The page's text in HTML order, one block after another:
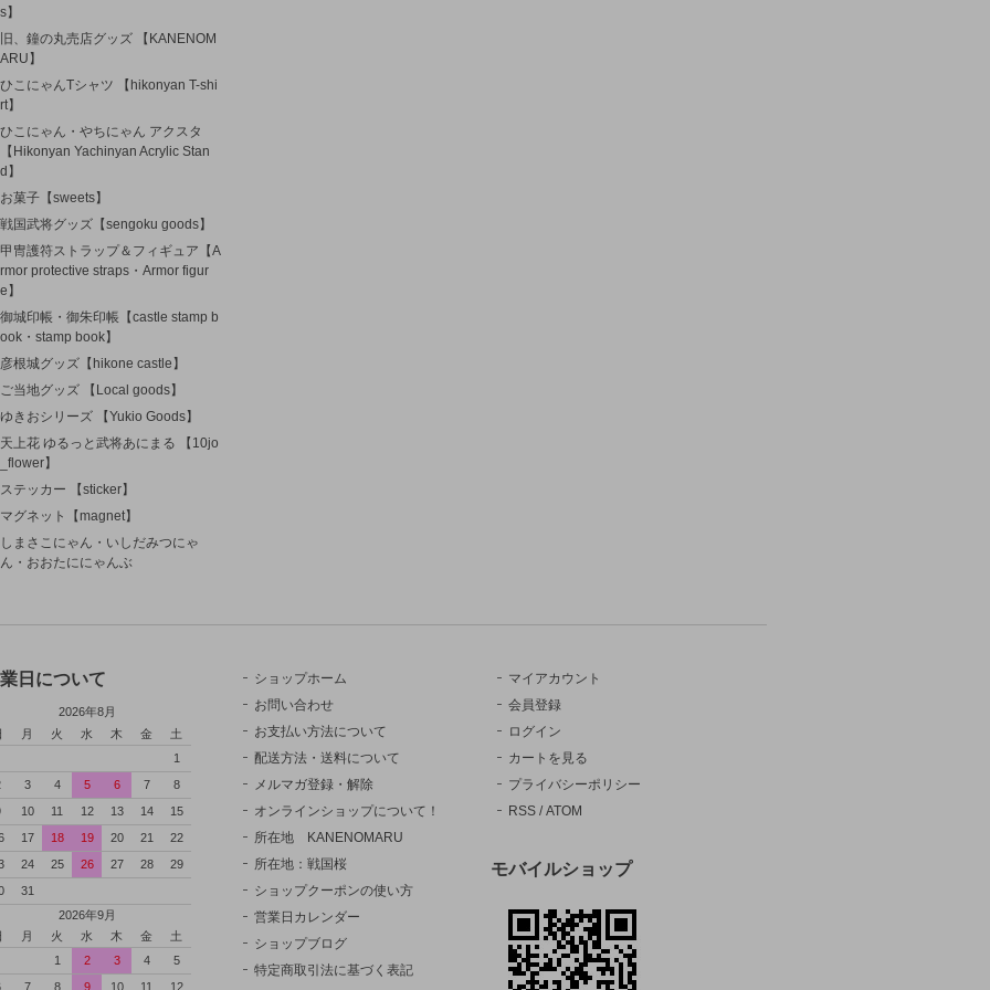
s】
旧、鐘の丸売店グッズ 【KANENOM
ARU】
ひこにゃんTシャツ 【hikonyan T-shi
rt】
ひこにゃん・やちにゃん アクスタ
【Hikonyan Yachinyan Acrylic Stan
d】
お菓子【sweets】
戦国武将グッズ【sengoku goods】
甲冑護符ストラップ＆フィギュア【A
rmor protective straps・Armor figur
e】
御城印帳・御朱印帳【castle stamp b
ook・stamp book】
彦根城グッズ【hikone castle】
ご当地グッズ 【Local goods】
ゆきおシリーズ 【Yukio Goods】
天上花 ゆるっと武将あにまる 【10jo
_flower】
ステッカー 【sticker】
マグネット【magnet】
しまさこにゃん・いしだみつにゃ
ん・おおたににゃんぶ
日について
2026年8月
月 火 水 木 金
土
1
3 4 5 6 7
8
10 11 12 13 14
15
17 18 19 20 21
22
24 25 26 27 28
29
31
2026年9月
月 火 水 木 金
土
1
2 3 4
5
7 8 9 10 11 12
ショップホーム
お問い合わせ
お支払い方法について
配送方法・送料について
メルマガ登録・解除
オンラインショップについて！
所在地 KANENOMARU
所在地：戦国桜
ショップクーポンの使い方
営業日カレンダー
ショップブログ
特定商取引法に基づく表記
マイアカウント
会員登録
ログイン
カートを見る
プライバシーポリシー
RSS /ATOM
モバイルショップ